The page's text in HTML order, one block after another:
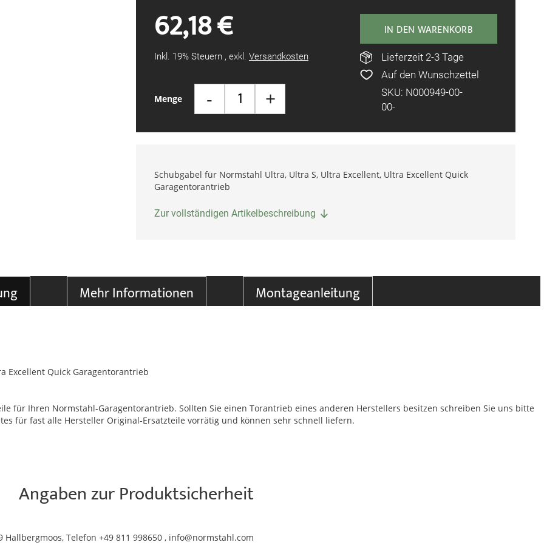
Menge - +
62,18 €
Inkl. 19% Steuern , exkl. Versandkosten
IN DEN WARENKORB
Lieferzeit 2-3 Tage
Auf den Wunschzettel
SKU: N000949-00-
00-
Schubgabel für Normstahl Ultra, Ultra S, Ultra Excellent, Ultra Excellent Quick
Garagentorantrieb
Zur vollständigen Artikelbeschreibung
Mehr Informationen Montageanleitung
Excellent Quick Garagentorantrieb
für Ihren Normstahl-Garagentorantrieb. Sollten Sie einen Torantrieb eines anderen Herstellers besitzen schreiben Sie uns bitte
für fast alle Hersteller Original-Ersatzteile vorrätig und können sehr schnell liefern.
Angaben zur Produktsicherheit
Telefon +49 811 998650 , info@normstahl.com